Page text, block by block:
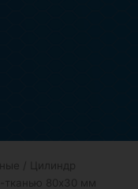
/ Цилиндр
тканью 80х30 мм